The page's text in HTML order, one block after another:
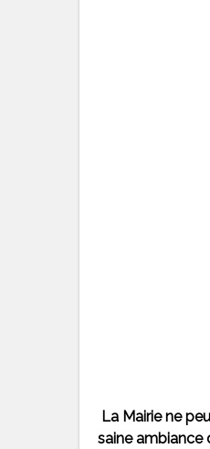
La Mairie ne
saine ambiance